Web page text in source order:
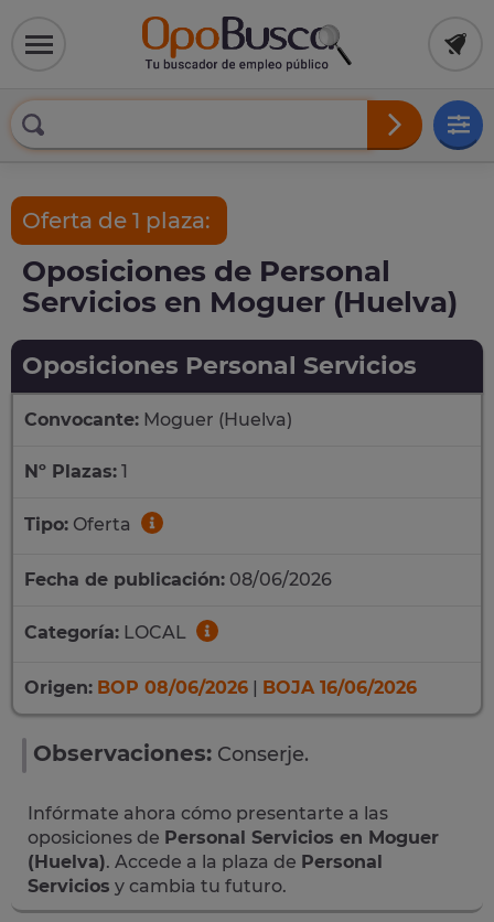
Oferta de 1 plaza:
Oposiciones de Personal
Servicios en Moguer (Huelva)
Oposiciones Personal Servicios
Convocante: Moguer (Huelva)
Nº Plazas: 1
Tipo: Oferta
Fecha de publicación: 08/06/2026
Categoría: LOCAL
Origen: BOP 08/06/2026 | BOJA 16/06/2026
Observaciones: Conserje.
Infórmate ahora cómo presentarte a las
oposiciones de Personal Servicios en Moguer
(Huelva). Accede a la plaza de Personal
Servicios y cambia tu futuro.